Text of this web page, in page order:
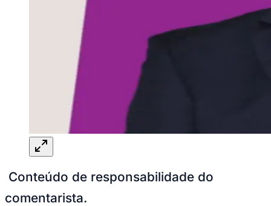
Conteúdo de responsabilidade do
comentarista.